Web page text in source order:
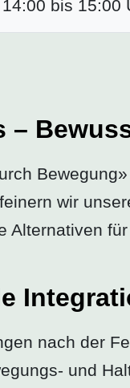
14:00 bis 15:00
–
wir
Alternativen
nach der
und